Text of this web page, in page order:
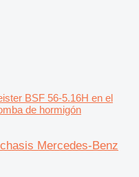
BSF 56-5.16H en el
de hormigón
Mercedes-Benz